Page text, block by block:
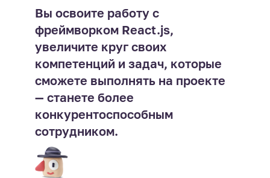
Вы освоите работу с
фреймворком React.js,
увеличите круг своих
компетенций и задач, которые
сможете выполнять на проекте
— станете более
конкурентоспособным
сотрудником.